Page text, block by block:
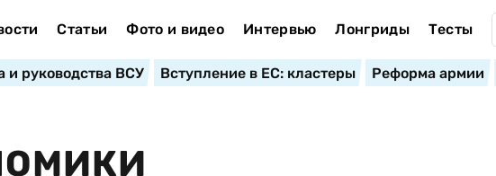
Статьи Фото и видео Интервью Лонгриды Тесты
и руководства ВСУ Вступление в ЕС: кластеры Реформа армии